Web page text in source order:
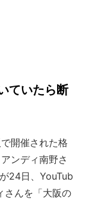
ていたら断
開催された格
ンディ南野さ
24日、YouTub
さんを「大阪の